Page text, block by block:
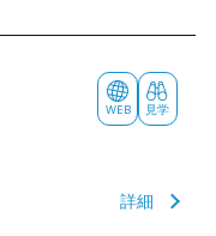
WEB 見学
詳細